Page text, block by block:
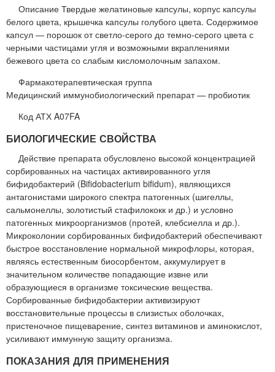
Описание Твердые желатиновые капсулы, корпус капсулы
белого цвета, крышечка капсулы голубого цвета. Содержимое
капсул — порошок от светло-серого до темно-серого цвета с
черными частицами угля и возможными вкраплениями
бежевого цвета со слабым кисломолочным запахом.
Фармакотерапевтическая группа
Медицинский иммунобиологический препарат — пробиотик
Код АТХ A07FA
БИОЛОГИЧЕСКИЕ СВОЙСТВА
Действие препарата обусловлено высокой концентрацией
сорбированных на частицах активированного угля
бифидобактерий (Bifidobacterium bifidum), являющихся
антагонистами широкого спектра патогенных (шигеллы,
сальмонеллы, золотистый стафилококк и др.) и условно
патогенных микроорганизмов (протей, клебсиелла и др.).
Микроколонии сорбированных бифидобактерий обеспечивают
быстрое восстановление нормальной микрофлоры, которая,
являясь естественным биосорбентом, аккумулирует в
значительном количестве попадающие извне или
образующиеся в организме токсические вещества.
Сорбированные бифидобактерии активизируют
восстановительные процессы в слизистых оболочках,
пристеночное пищеварение, синтез витаминов и аминокислот,
усиливают иммунную защиту организма.
ПОКАЗАНИЯ ДЛЯ ПРИМЕНЕНИЯ